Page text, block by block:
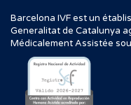
Barcelona IVF est un
Generalitat de Catalunya
Médicalement Assistée